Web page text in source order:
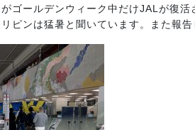
ゴールデンウィーク中だけJALが復
ピンは猛暑と聞いています。また報告